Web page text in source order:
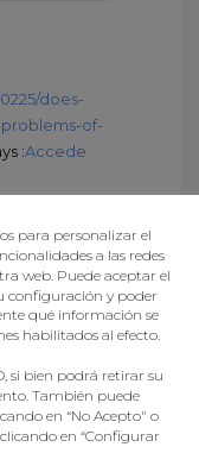
does-
of-
:Accede
reviews
:
para personalizar el
a las redes
web. Puede aceptar el
configuración y poder
qué información se
habilitados al efecto.
si bien podrá retirar su
También puede
en “No Acepto" o
en “Configurar